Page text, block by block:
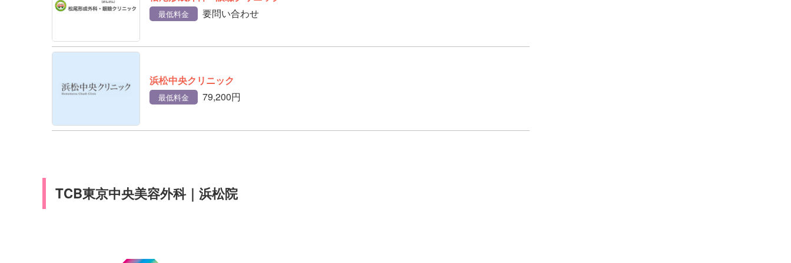
最低料金 要問い合わせ
浜松中央クリニック
最低料金 79,200円
TCB東京中央美容外科｜浜松院